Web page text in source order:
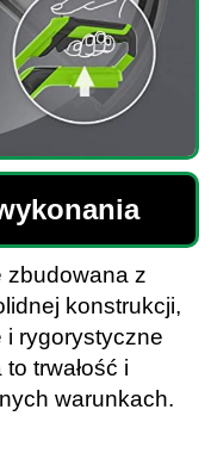
zbudowana z
konstrukcji,
i rygorystyczne
trwałość i
warunkach.